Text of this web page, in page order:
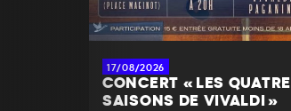
17/08/2026
CONCERT « LES QUATRE
SAISONS DE VIVALDI »